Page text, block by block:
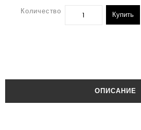
Количество Купить
ОПИСАНИЕ